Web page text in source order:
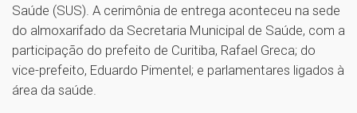
Saúde (SUS). A cerimônia de entrega aconteceu na sede
do almoxarifado da Secretaria Municipal de Saúde, com a
participação do prefeito de Curitiba, Rafael Greca; do
vice-prefeito, Eduardo Pimentel; e parlamentares ligados à
área da saúde.